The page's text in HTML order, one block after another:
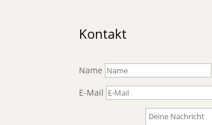
Kontakt
Name
E-Mail